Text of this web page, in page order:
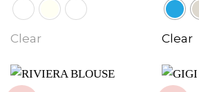
Clear Clear